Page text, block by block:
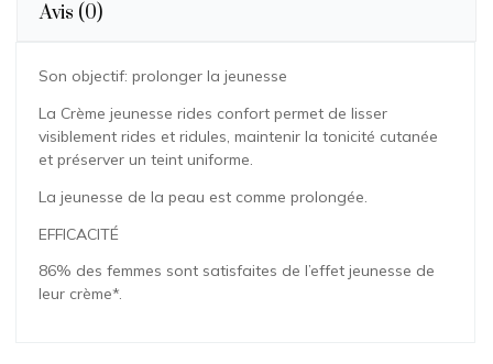
Avis (0)
Son objectif: prolonger la jeunesse
La Crème jeunesse rides confort permet de lisser
visiblement rides et ridules, maintenir la tonicité cutanée
et préserver un teint uniforme.
La jeunesse de la peau est comme prolongée.
EFFICACITÉ
86% des femmes sont satisfaites de l’effet jeunesse de
leur crème*.